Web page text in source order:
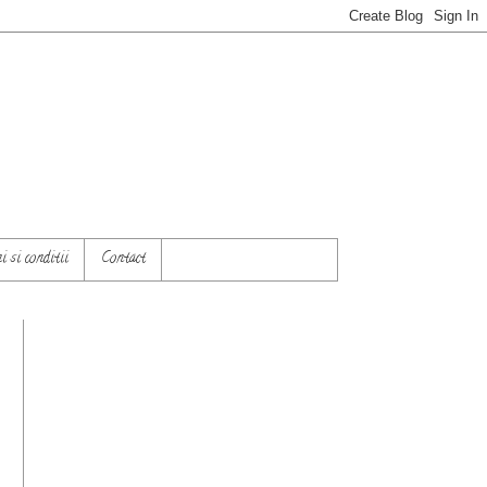
si conditii Contact